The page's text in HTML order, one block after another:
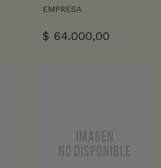
EMPRESA
$ 64.000,00